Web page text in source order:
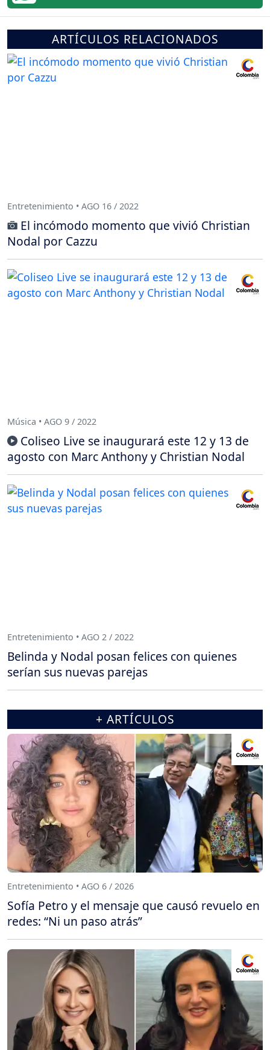
ARTÍCULOS RELACIONADOS
Entretenimiento • AGO 16 / 2022
El incómodo momento que vivió Christian
Nodal por Cazzu
Música • AGO 9 / 2022
Coliseo Live se inaugurará este 12 y 13 de
agosto con Marc Anthony y Christian Nodal
Entretenimiento • AGO 2 / 2022
Belinda y Nodal posan felices con quienes
serían sus nuevas parejas
+ ARTÍCULOS
Entretenimiento • AGO 6 / 2026
Sofía Petro y el mensaje que causó revuelo en
redes: “Ni un paso atrás”